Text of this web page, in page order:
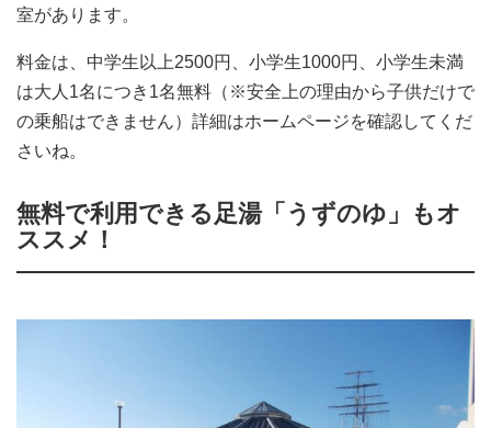
室があります。
料金は、中学生以上2500円、小学生1000円、小学生未満
は大人1名につき1名無料（※安全上の理由から子供だけで
の乗船はできません）詳細はホームページを確認してくだ
さいね。
無料で利用できる足湯「うずのゆ」もオ
ススメ！